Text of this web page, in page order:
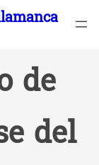
de
del